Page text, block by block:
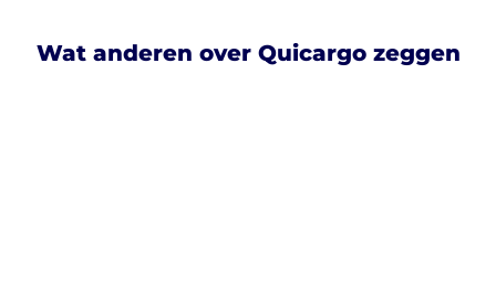
Wat anderen over Quicargo zeggen